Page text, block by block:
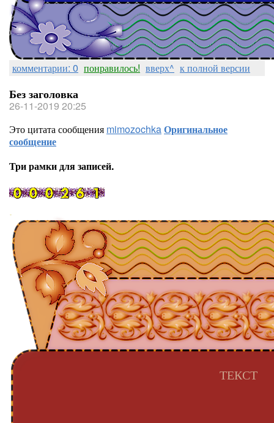
комментарии: 0 понравилось! вверх^ к полной версии
Без заголовка
26-11-2019 20:25
Это цитата сообщения mimozochkaОригинальное
сообщение
Три рамки для записей.
ТЕКСТ